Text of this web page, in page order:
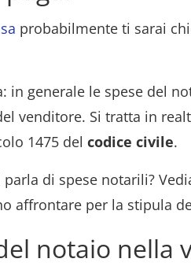
probabilmente ti sarai
in generale le spese del
venditore. Si tratta in
1475 del codice civile.
di spese notarili?
affrontare per la stipula
notaio nella